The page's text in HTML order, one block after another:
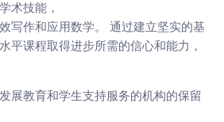
术技能，
写作和应用数学。 通过建立坚实的基
平课程取得进步所需的信心和能力，
展教育和学生支持服务的机构的保留